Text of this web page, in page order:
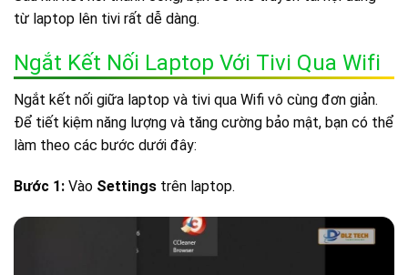
từ laptop lên tivi rất dễ dàng.
Ngắt Kết Nối Laptop Với Tivi Qua Wifi
Ngắt kết nối giữa laptop và tivi qua Wifi vô cùng đơn giản.
Để tiết kiệm năng lượng và tăng cường bảo mật, bạn có thể
làm theo các bước dưới đây:
Bước 1: Vào Settings trên laptop.